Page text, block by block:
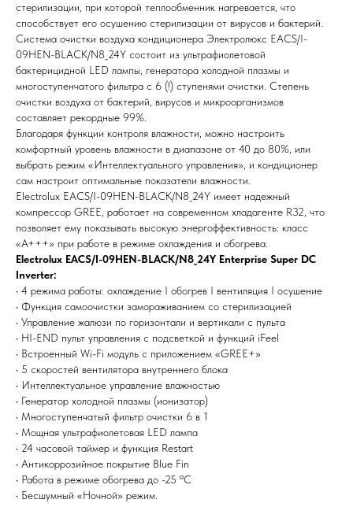
стерилизации, при которой теплообменник нагревается, что
способствует его осушению стерилизации от вирусов и бактерий.
Система очистки воздуха кондиционера Электролюкс EACS/I-
09HEN-BLACK/N8_24Y состоит из ультрафиолетовой
бактерицидной LED лампы, генератора холодной плазмы и
многоступенчатого фильтра с 6 (!) ступенями очистки. Степень
очистки воздуха от бактерий, вирусов и микроорганизмов
составляет рекордные 99%.
Благодаря функции контроля влажности, можно настроить
комфортный уровень влажности в диапазоне от 40 до 80%, или
выбрать режим «Интеллектуального управления», и кондиционер
сам настроит оптимальные показатели влажности.
Electrolux EACS/I-09HEN-BLACK/N8_24Y имеет надежный
компрессор GREE, работает на современном хладагенте R32, что
позволяет ему показывать высокую энергоффективность: класс
«А+++» при работе в режиме охлаждения и обогрева.
Electrolux EACS/I-09HEN-BLACK/N8_24Y Enterprise Super DC
Inverter:
• 4 режима работы: охлаждение I обогрев I вентиляция I осушение
• Функция самоочистки замораживанием со стерилизацией
• Управление жалюзи по горизонтали и вертикали с пульта
• HI-END пульт управления с подсветкой и функций iFeel
• Встроенный Wi-Fi модуль с приложением «GREE+»
• 5 скоростей вентилятора внутреннего блока
• Интеллектуальное управление влажностью
• Генератор холодной плазмы (ионизатор)
• Многоступенчатый фильтр очистки 6 в 1
• Мощная ультрафиолетовая LED лампа
• 24 часовой таймер и функция Restart
• Антикоррозийное покрытие Blue Fin
• Работа в режиме обогрева до -25 ºС
• Бесшумный «Ночной» режим.
Я согласен (на) с политикой обработки персональных данных
Отправить
Не нашли то, что искали или
затрудняетесь в выборе?
Оставьте заявку, и мы подберем
вам нужный товар
Мы всегда рады вам помочь